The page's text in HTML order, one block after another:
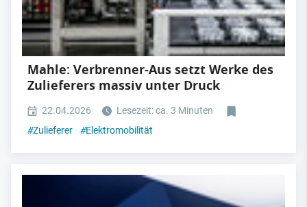
Mahle: Verbrenner-Aus setzt Werke des
Zulieferers massiv unter Druck
22.04.2026
Lesezeit: ca. 3 Minuten
#Zulieferer #Elektromobilität